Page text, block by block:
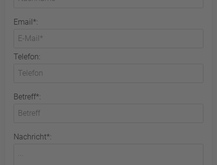
Email*:
Telefon:
Betreff*:
Nachricht*: